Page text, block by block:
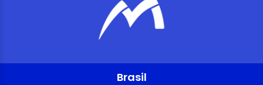
Brasil